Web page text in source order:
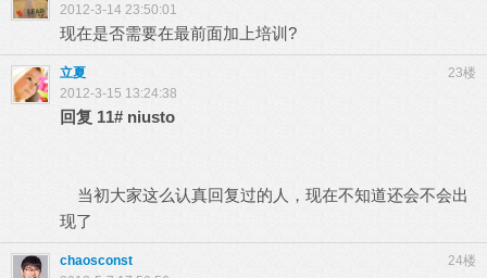
2012-3-14 23:50:01
现在是否需要在最前面加上培训?
23楼
立夏
2012-3-15 13:24:38
回复 11# niusto
当初大家这么认真回复过的人，现在不知道还会不会出
现了
24楼
chaosconst